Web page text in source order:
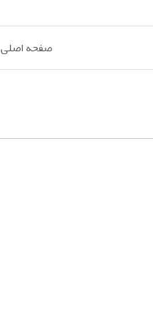
صفحه اصلی